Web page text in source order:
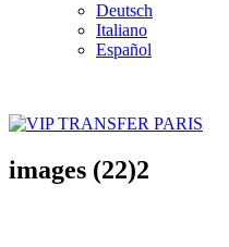
Deutsch
Italiano
Español
images (22)2